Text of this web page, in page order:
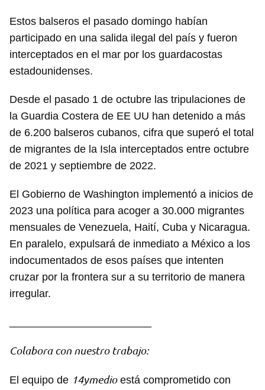
Para poder guardar como favorito, primero has de
iniciar sesión con tu cuenta de 14ymedio.
INICIAR SESIÓN CANCELAR
Estos balseros el pasado domingo habían
participado en una salida ilegal del país y fueron
interceptados en el mar por los guardacostas
estadounidenses.
Desde el pasado 1 de octubre las tripulaciones de
la Guardia Costera de EE UU han detenido a más
de 6.200 balseros cubanos, cifra que superó el total
de migrantes de la Isla interceptados entre octubre
de 2021 y septiembre de 2022.
El Gobierno de Washington implementó a inicios de
2023 una política para acoger a 30.000 migrantes
mensuales de Venezuela, Haití, Cuba y Nicaragua.
En paralelo, expulsará de inmediato a México a los
indocumentados de esos países que intenten
cruzar por la frontera sur a su territorio de manera
irregular.
Colabora con nuestro trabajo:
El equipo de 14ymedioestá comprometido con